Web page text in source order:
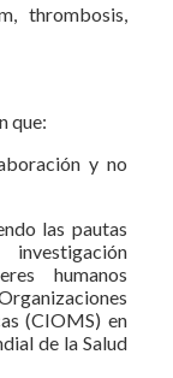
thrombosis,
que:
y no
las pautas
humanos
(CIOMS) en
de la Salud